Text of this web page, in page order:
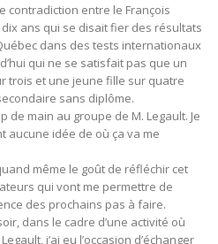
contradiction entre le François
ans qui se disait fier des résultats
dans des tests internationaux
qui ne se satisfait pas que un
trois et une jeune fille sur quatre
sans diplôme.
de main au groupe de M. Legault. Je
aucune idée de où ça va me
même le goût de réfléchir cet
qui vont me permettre de
des prochains pas à faire.
dans le cadre d’une activité où
j’ai eu l’occasion d’échanger